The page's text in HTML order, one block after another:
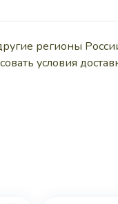
регионы
условия